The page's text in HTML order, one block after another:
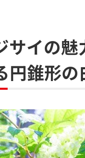
イの魅
円錐形の